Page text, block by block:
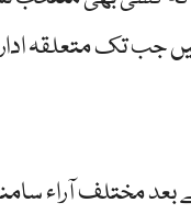
جب تک متعلقہ
مختلف آراء